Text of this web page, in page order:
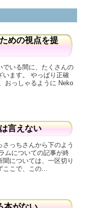
めの視点を提
いる間に、たくさんの
います。 やっぱり正確
おっしゃるように Neko
言えない
っちさんから下のよう
ムについての記事が終
については、一区切り
ここで、この...